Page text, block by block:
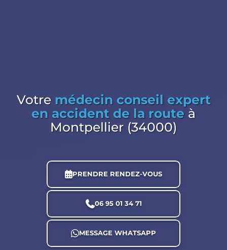
Votre médecin conseil expert
en accident de la route à
Montpellier (34000)
PRENDRE RENDEZ-VOUS
06 95 01 34 71
MESSAGE WHATSAPP